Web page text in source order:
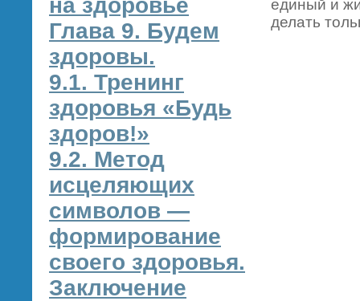
на здоровье
Глава 9. Будем
здоровы.
9.1. Тренинг
здоровья «Будь
здоров!»
9.2. Метод
исцеляющих
символов —
формирование
своего здоровья.
Заключение
единый и
делать